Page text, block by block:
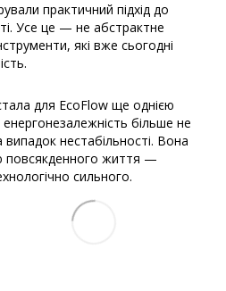
практичний підхід до
Усе це — не абстрактне
які вже сьогодні
для EcoFlow ще однією
більше не
нестабільності. Вона
повсякденного життя —
сильного.